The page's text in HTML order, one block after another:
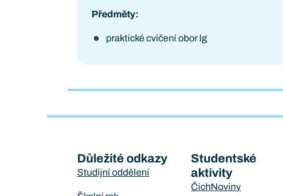
Předměty:
praktické cvičení obor lg
Důležité odkazy
Studijní oddělení
Studentské
aktivity
ČichNoviny